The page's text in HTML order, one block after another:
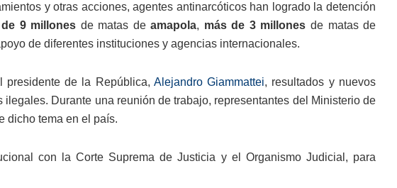
y otras acciones, agentes antinarcóticos han logrado la detención
9 millones de matas deamapola, más de 3 millones de matas de
de diferentes instituciones y agencias internacionales.
presidente de la República, Alejandro Giammattei, resultados y nuevos
Durante una reunión de trabajo, representantes del Ministerio de
dicho tema en el país.
con la Corte Suprema de Justicia y el Organismo Judicial, para